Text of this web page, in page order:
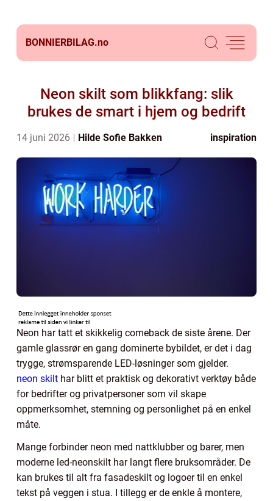
BONNIERBILAG.no
Neon skilt som blikkfang: slik
brukes de smart i hjem og bedrift
14 juni 2026 Hilde Sofie Bakken inspiration
Neon har tatt et skikkelig comeback de siste årene. Der
gamle glassrør en gang dominerte bybildet, er det i dag
trygge, strømsparende LED-løsninger som gjelder.
neon skilt har blitt et praktisk og dekorativt verktøy både
for bedrifter og privatpersoner som vil skape
oppmerksomhet, stemning og personlighet på en enkel
måte.
Mange forbinder neon med nattklubber og barer, men
moderne led-neonskilt har langt flere bruksområder. De
kan brukes til alt fra fasadeskilt og logoer til en enkel
tekst på veggen i stua. I tillegg er de enkle å montere,